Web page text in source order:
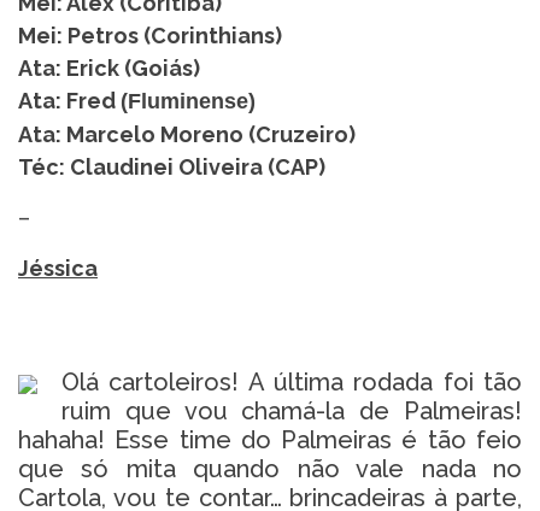
Mei: Petros (Corinthians)
Ata: Erick (Goiás)
Ata: Fred (Fluminense)
Ata: Marcelo Moreno (Cruzeiro)
Téc: Claudinei Oliveira (CAP)
–
Jéssica
Olá cartoleiros! A última rodada foi tão
ruim que vou chamá-la de Palmeiras!
hahaha! Esse time do Palmeiras é tão feio
que só mita quando não vale nada no
Cartola, vou te contar… brincadeiras à parte,